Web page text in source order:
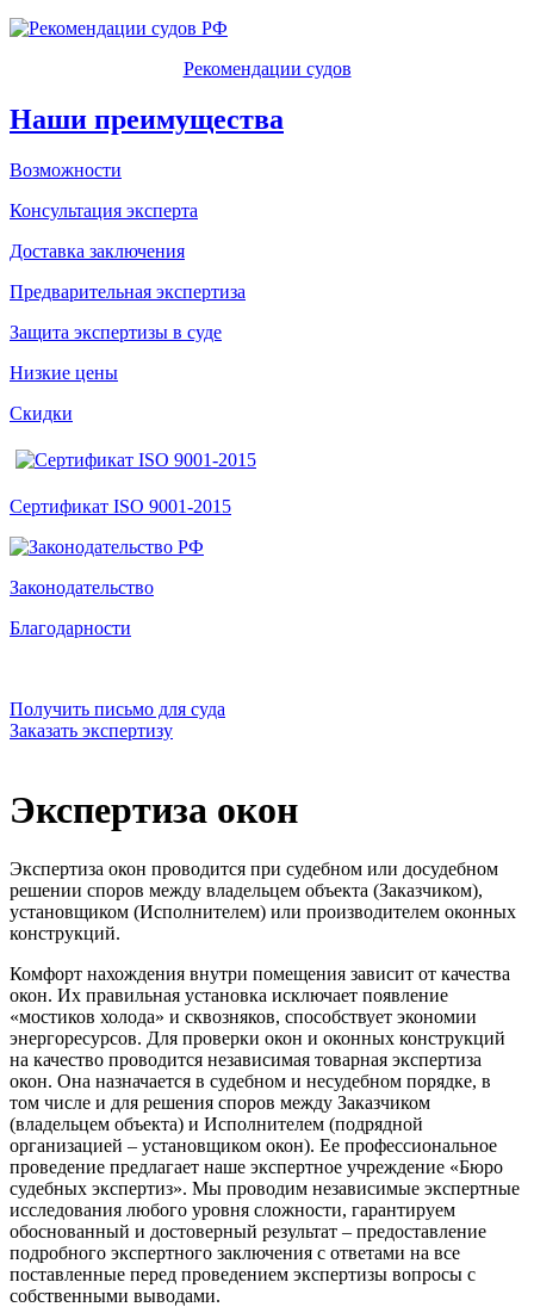
Рекомендации судов
Наши преимущества
Возможности
Консультация эксперта
Доставка заключения
Предварительная экспертиза
Защита экспертизы в суде
Низкие цены
Скидки
Сертификат ISO 9001-2015
Законодательство
Благодарности
Получить письмо для суда
Заказать экспертизу
Экспертиза окон
Экспертиза окон проводится при судебном или досудебном
решении споров между владельцем объекта (Заказчиком),
установщиком (Исполнителем) или производителем оконных
конструкций.
Комфорт нахождения внутри помещения зависит от качества
окон. Их правильная установка исключает появление
«мостиков холода» и сквозняков, способствует экономии
энергоресурсов. Для проверки окон и оконных конструкций
на качество проводится независимая товарная экспертиза
окон. Она назначается в судебном и несудебном порядке, в
том числе и для решения споров между Заказчиком
(владельцем объекта) и Исполнителем (подрядной
организацией – установщиком окон). Ее профессиональное
проведение предлагает наше экспертное учреждение «Бюро
судебных экспертиз». Мы проводим независимые экспертные
исследования любого уровня сложности, гарантируем
обоснованный и достоверный результат – предоставление
подробного экспертного заключения с ответами на все
поставленные перед проведением экспертизы вопросы с
собственными выводами.